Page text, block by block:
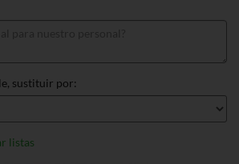
sustituir por:
listas